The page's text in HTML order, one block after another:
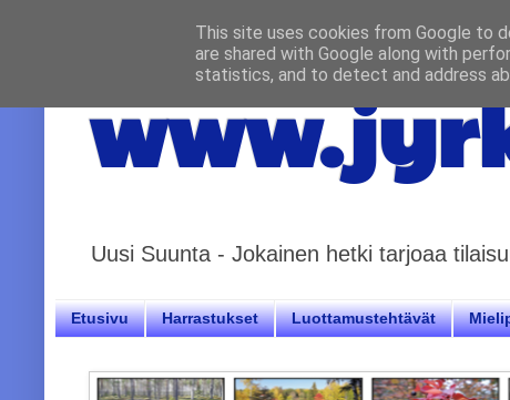
Uusi Suunta - Jokainen hetki tarjoaa
Etusivu Harrastukset Luottamustehtävät
This site uses cookies from Google to
are shared with Google along with
statistics, and to detect and address